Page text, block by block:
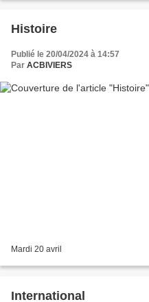
Histoire
Publié le 20/04/2024 à 14:57
Par ACBIVIERS
Mardi 20 avril
International